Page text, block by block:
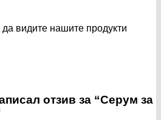
да видите нашите продукти
отзив за “Серум за